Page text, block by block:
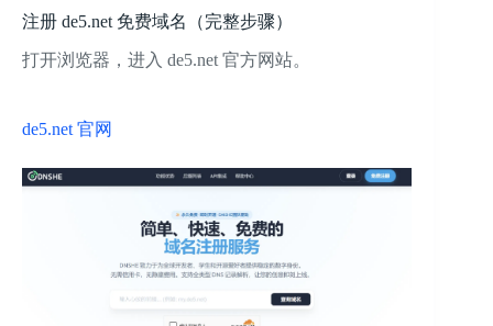
注册 de5.net 免费域名（完整步骤）
打开浏览器，进入 de5.net 官方网站。
de5.net 官网